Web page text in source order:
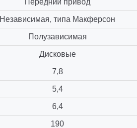
Передний привод
Независимая, типа Макферсон
Полузависимая
Дисковые
7,8
5,4
6,4
190